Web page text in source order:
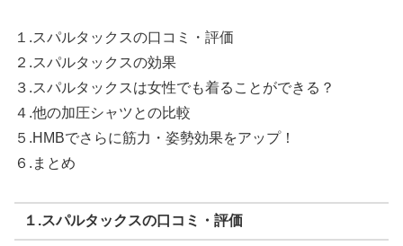
１.スパルタックスの口コミ・評価
２.スパルタックスの効果
３.スパルタックスは女性でも着ることができる？
４.他の加圧シャツとの比較
５.HMBでさらに筋力・姿勢効果をアップ！
６.まとめ
１.スパルタックスの口コミ・評価